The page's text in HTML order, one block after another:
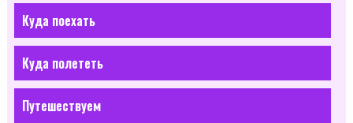
Куда поехать
Куда полететь
Путешествуем